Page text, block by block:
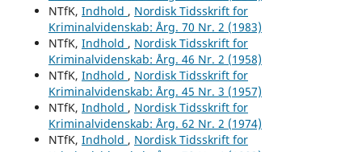
NTfK, Indhold , Nordisk Tidsskrift for
Kriminalvidenskab: Årg. 70 Nr. 2 (1983)
NTfK, Indhold , Nordisk Tidsskrift for
Kriminalvidenskab: Årg. 46 Nr. 2 (1958)
NTfK, Indhold , Nordisk Tidsskrift for
Kriminalvidenskab: Årg. 45 Nr. 3 (1957)
NTfK, Indhold , Nordisk Tidsskrift for
Kriminalvidenskab: Årg. 62 Nr. 2 (1974)
NTfK, Indhold , Nordisk Tidsskrift for